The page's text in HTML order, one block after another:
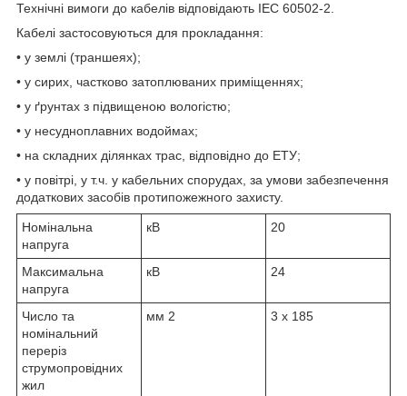
Технічні вимоги до кабелів відповідають IEC 60502-2.
Кабелі застосовуються для прокладання:
• у землі (траншеях);
• у сирих, частково затоплюваних приміщеннях;
• у ґрунтах з підвищеною вологістю;
• у несудноплавних водоймах;
• на складних ділянках трас, відповідно до ЕТУ;
• у повітрі, у т.ч. у кабельних спорудах, за умови забезпечення
додаткових засобів протипожежного захисту.
Номінальна
напруга
кВ 20
Максимальна
напруга
кВ 24
Число та
номінальний
переріз
струмопровідних
жил
мм 2 3 x 185